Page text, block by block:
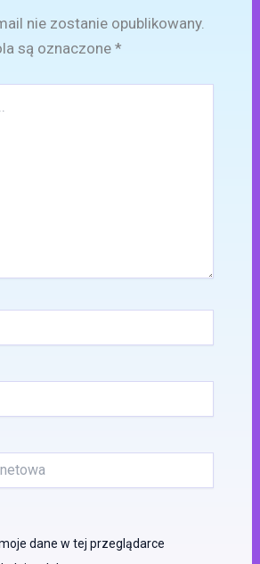
nie zostanie opublikowany.
są oznaczone *
dane w tej przeglądarce